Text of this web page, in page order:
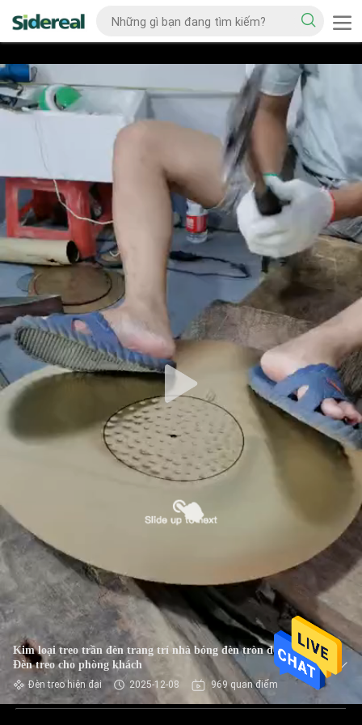
Kim loại treo trần đèn trang trí nhà bóng đèn tròn đèn chùm
Đèn treo cho phòng khách
Đèn treo hiện đại 2025-12-08 969 quan điểm